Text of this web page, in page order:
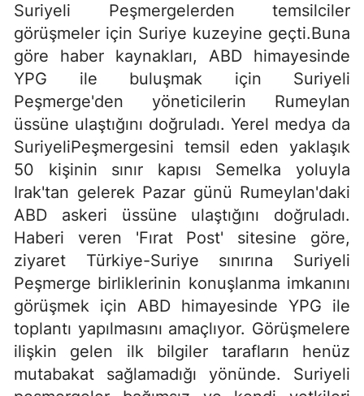
Suriyeli Peşmergelerden temsilciler
görüşmeler için Suriye kuzeyine geçti.Buna
göre haber kaynakları, ABD himayesinde
YPG ile buluşmak için Suriyeli
Peşmerge'den yöneticilerin Rumeylan
üssüne ulaştığını doğruladı. Yerel medya da
SuriyeliPeşmergesini temsil eden yaklaşık
50 kişinin sınır kapısı Semelka yoluyla
Irak'tan gelerek Pazar günü Rumeylan'daki
ABD askeri üssüne ulaştığını doğruladı.
Haberi veren 'Fırat Post' sitesine göre,
ziyaret Türkiye-Suriye sınırına Suriyeli
Peşmerge birliklerinin konuşlanma imkanını
görüşmek için ABD himayesinde YPG ile
toplantı yapılmasını amaçlıyor. Görüşmelere
ilişkin gelen ilk bilgiler tarafların henüz
mutabakat sağlamadığı yönünde. Suriyeli